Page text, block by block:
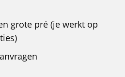
grote pré (je werkt op